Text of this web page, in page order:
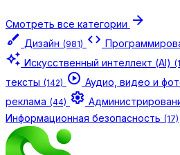
Смотреть все категории arrow_forward
brush Дизайн (981) code
auto_awesome Искусственный интеллект (AI)
тексты (142) play_circle Аудио, видео и
реклама (44) settings
Информационная безопасность (17)